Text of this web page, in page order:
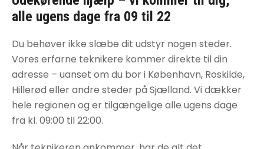
alle ugens dage fra 09 til 22
Du behøver ikke slæbe dit udstyr nogen steder.
Vores erfarne teknikere kommer direkte til din
adresse – uanset om du bor i København, Roskilde,
Hillerød eller andre steder på Sjælland. Vi dækker
hele regionen og er tilgængelige alle ugens dage
fra kl. 09:00 til 22:00.